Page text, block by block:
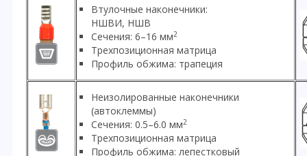
Втулочные наконечники:
НШВИ, НШВ
Сечения: 6–16 мм2
Трехпозиционная матрица
Профиль обжима: трапеция
Неизолированные наконечники
(автоклеммы)
Сечения: 0.5–6.0 мм2
Трехпозиционная матрица
Профиль обжима: лепестковый